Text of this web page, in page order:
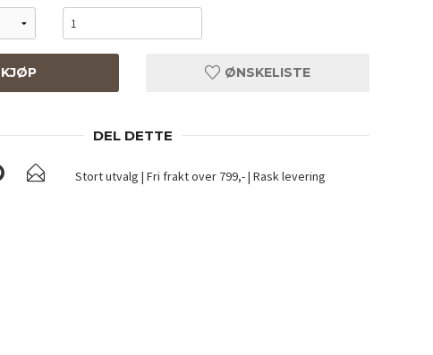
KJØP ØNSKELISTE
DEL DETTE
Stort utvalg | Fri frakt over 799,- | Rask levering